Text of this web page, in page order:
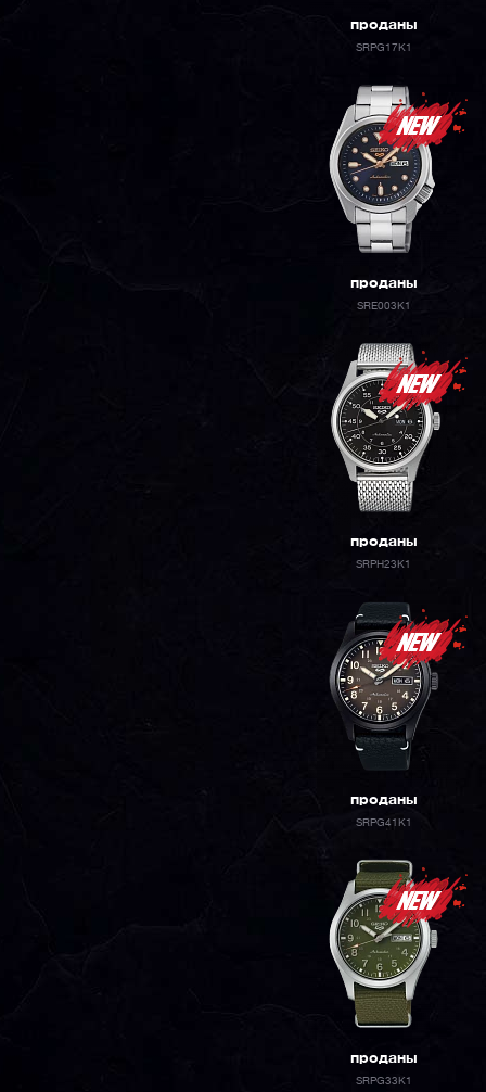
проданы
SRPG17K1
проданы
SRE003K1
проданы
SRPH23K1
проданы
SRPG41K1
проданы
SRPG33K1